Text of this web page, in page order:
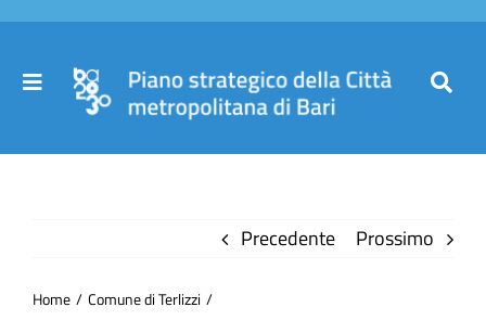
Salta
contenuto
Toggle
Precedente Prossimo
Home Comune di Terlizzi